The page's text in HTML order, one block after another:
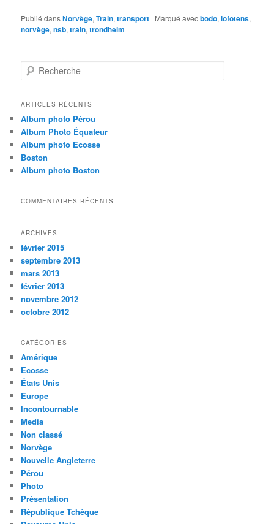
Publié dansNorvège,Train,transport | Marqué avecbodo,lofotens,
norvège,nsb,train,trondheim
e
h
r
c
h
e
ARTICLES RÉCENTS
Album photo Pérou
Album Photo Équateur
Album photo Ecosse
Boston
Album photo Boston
COMMENTAIRES RÉCENTS
ARCHIVES
février 2015
septembre 2013
mars 2013
février 2013
novembre 2012
octobre 2012
CATÉGORIES
Amérique
Ecosse
États Unis
Europe
Incontournable
Media
Non classé
Norvège
Nouvelle Angleterre
Pérou
Photo
Présentation
République Tchèque